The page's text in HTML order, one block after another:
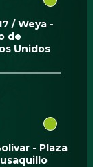
/ Weya -
de
Unidos
- Plaza